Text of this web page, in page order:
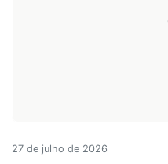
27 de julho de 2026